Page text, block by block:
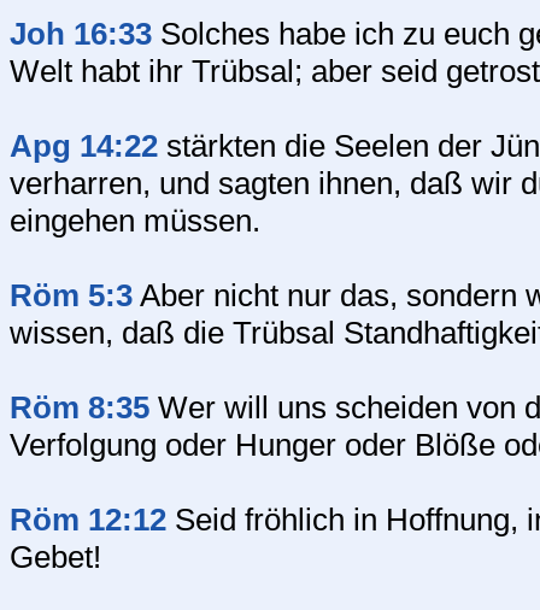
Joh 16:33 Solches habe ich zu euch
Welt habt ihr Trübsal; aber seid
Apg 14:22 stärkten die Seelen der
verharren, und sagten ihnen, daß wir
eingehen müssen.
Röm 5:3 Aber nicht nur das, sondern
wissen, daß die Trübsal
Röm 8:35 Wer will uns scheiden von
Verfolgung oder Hunger oder Blöße
Röm 12:12 Seid fröhlich in Hoffnung,
Gebet!